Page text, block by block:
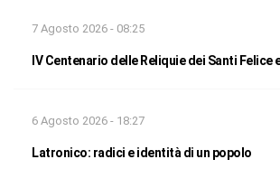
7 Agosto 2026 - 08:25
IV Centenario delle Reliquie dei Santi Felice
6 Agosto 2026 - 18:27
Latronico: radici e identità di un popolo